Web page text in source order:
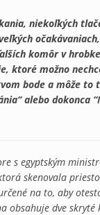
niekoľkých
komôr v
ktoré možno
bode a môže to
alebo dokonca
s egyptským
skenovala
na to, aby
obsahuje dve skryté